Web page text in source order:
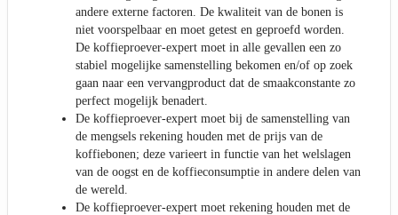
andere externe factoren. De kwaliteit van de bonen is
niet voorspelbaar en moet getest en geproefd worden.
De koffieproever-expert moet in alle gevallen een zo
stabiel mogelijke samenstelling bekomen en/of op zoek
gaan naar een vervangproduct dat de smaakconstante zo
perfect mogelijk benadert.
De koffieproever-expert moet bij de samenstelling van
de mengsels rekening houden met de prijs van de
koffiebonen; deze varieert in functie van het welslagen
van de oogst en de koffieconsumptie in andere delen van
de wereld.
De koffieproever-expert moet rekening houden met de